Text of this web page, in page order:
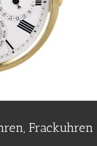
Frackuhren